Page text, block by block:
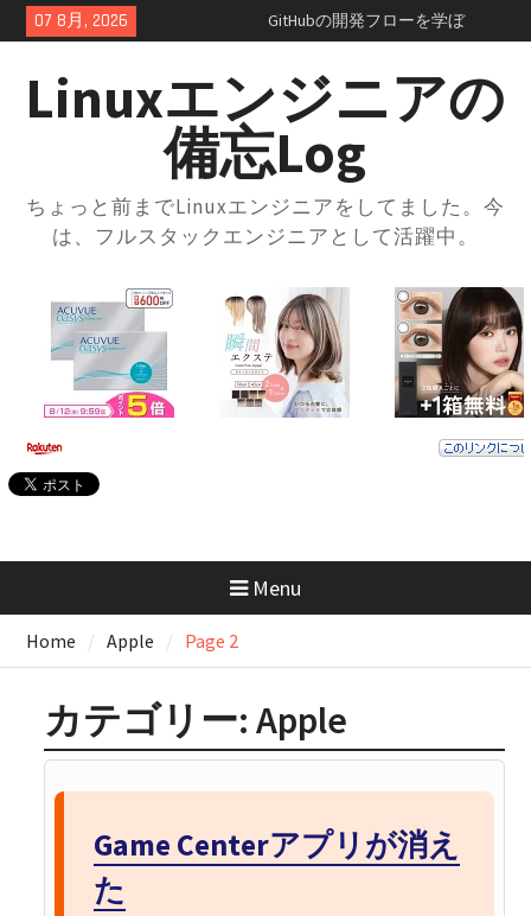
Skip
to
07 8月, 2026
GitHubの開発フローを学ぼ
う！：コンフリクトの正体を知
っておこう
GitHubのSquash and merge入門
｜コミット履歴をスッキリさせ
よう
GitHubプルリクエスト実践ガイ
ド｜レビューの進め方とマージ
方法・トラブル対応まで解説
GitHubの開発フローを学ぼう！
方入門
GitHubとは？登録方法からリポ
ジトリ・ブランチの使い方まで
徹底解説
docker-compose × .envファイル
で環境切り替え｜実践的な使い
基本構成からサービス連携まで
まるっと解説
AWS SAA 学習で一番使った本と
×Udemy問題集
Chromeで“アプリ化”して快適に
使う方法
GitHubの開発フローを学ぼ
う！：コンフリクトが起きたと
Linuxエンジニアの
備忘Log
ちょっと前までLinuxエンジニアをしてました。今
は、フルスタックエンジニアとして活躍中。
Menu
Home Apple Page 2
カテゴリー: Apple
Game Centerアプリが消え
た